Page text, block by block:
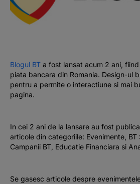
BLOG
Blogul BTa fost lansat acum 2 ani,
piata bancara din Romania. Design-ul
pentru a permite o interactiune si mai
pagina.
In cei 2 ani de la lansare au fost
articole din categoriile: Evenimente, BT
Campanii BT, Educatie Financiara si
Se gasesc articole despre